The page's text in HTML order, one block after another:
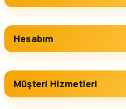
Hesabım
Müşteri Hizmetleri